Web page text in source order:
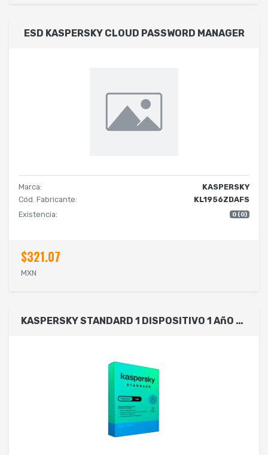
ESD KASPERSKY CLOUD PASSWORD MANAGER
Marca:
KASPERSKY
Cód. Fabricante:
KL1956ZDAFS
Existencia:
0 (0)
$321.07
MXN
KASPERSKY STANDARD 1 DISPOSITIVO 1 AñO (FISICA)